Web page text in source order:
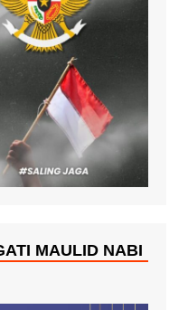
MAULID NABI